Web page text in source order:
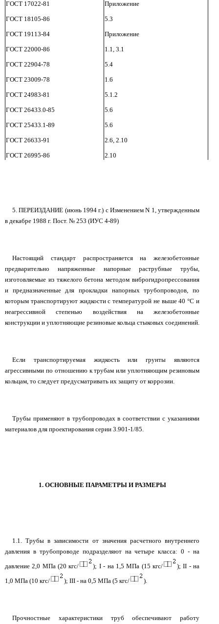
ГОСТ 17022-81 Приложение
ГОСТ 18105-86 5.3
ГОСТ 19113-84 Приложение
ГОСТ 22000-86 1.1, 3.1
ГОСТ 22904-78 5.4
ГОСТ 23009-78 1.6
ГОСТ 24983-81 5.1.2
ГОСТ 26433.0-85 5.6
ГОСТ 25433.1-89 5.6
ГОСТ 26633-91 2.6, 2.10
ГОСТ 26995-86 2.10
5. ПЕРЕИЗДАНИЕ (июнь 1994 г.) с Изменением N 1, утвержденным
в декабре 1988 г. Пост. № 253 (ИУС 4-89)
Настоящий стандарт распространяется на железобетонные
предварительно напряженные напорные раструбные трубы,
изготовляемые из тяжелого бетона методом виброгидропрессования
и предназначенные для прокладки напорных трубопроводов, по
которым транспортируют жидкости с температурой не выше 40 °С и
неагрессивной степенью воздействия на железобетонные
конструкции и уплотняющие резиновые кольца стыковых соединений.
Если транспортируемая жидкость или грунты являются
агрессивными по отношению к трубам или уплотняющим резиновым
кольцам, то следует предусматривать их защиту от коррозии.
Трубы применяют в трубопроводах в соответствии с указаниями
материалов для проектирования серии 3.901-1/85.
1. ОСНОВНЫЕ ПАРАМЕТРЫ И РАЗМЕРЫ
1.1. Трубы в зависимости от значения расчетного внутреннего
давления в трубопроводе подразделяют на четыре класса: 0 - на
давление 2,0 МПа (20 кгс/
); I - на 1,5 МПа (15 кгс/
); II - на
1,0 МПа (10 кгс/
); III - на 0,5 МПа (5 кгс/ ).
Прочностные характеристики труб обеспечивают работу